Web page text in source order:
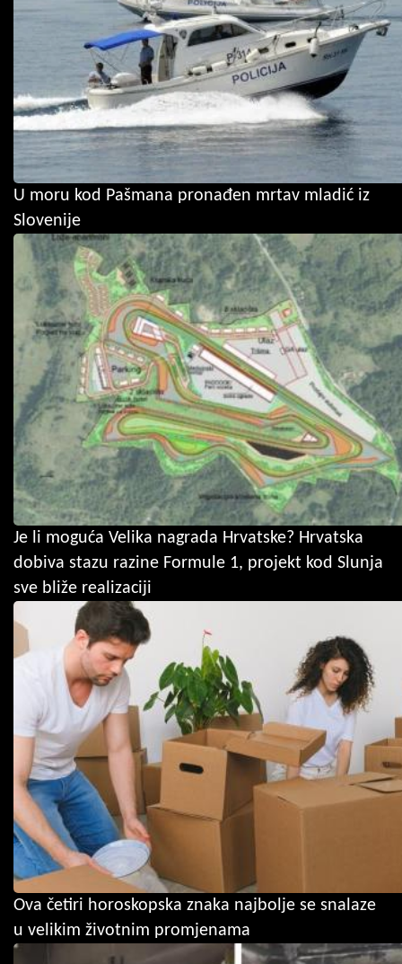
U moru kod Pašmana pronađen mrtav mladić iz
Slovenije
Je li moguća Velika nagrada Hrvatske? Hrvatska
dobiva stazu razine Formule 1, projekt kod Slunja
sve bliže realizaciji
Ova četiri horoskopska znaka najbolje se snalaze
u velikim životnim promjenama